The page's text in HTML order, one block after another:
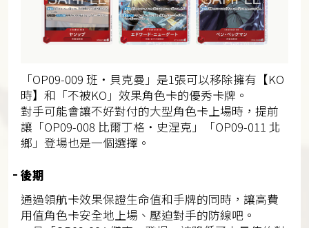
「OP09-009 班・貝克曼」是1張可以移除擁有【KO
時】和「不被KO」效果角色卡的優秀卡牌。
對手可能會讓不好對付的大型角色卡上場時，提前
讓「OP09-008 比爾丁格・史涅克」「OP09-011 北
鄉」登場也是一個選擇。
後期
通過領航卡效果保證生命值和手牌的同時，讓高費
用值角色卡安全地上場、壓迫對手的防線吧。